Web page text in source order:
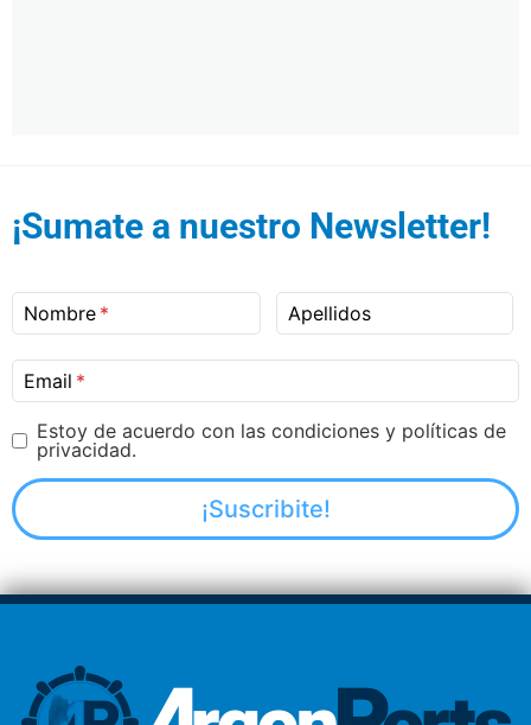
¡Sumate a nuestro Newsletter!
Nombre Apellidos
Email
Estoy de acuerdo con las condiciones y políticas de
privacidad.